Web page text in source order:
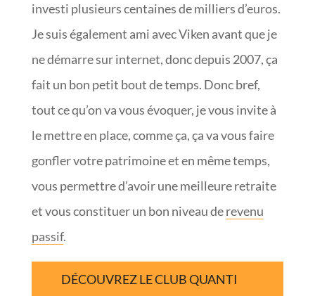
investi plusieurs centaines de milliers d’euros.
Je suis également ami avec Viken avant que je
ne démarre sur internet, donc depuis 2007, ça
fait un bon petit bout de temps. Donc bref,
tout ce qu’on va vous évoquer, je vous invite à
le mettre en place, comme ça, ça va vous faire
gonfler votre patrimoine et en même temps,
vous permettre d’avoir une meilleure retraite
et vous constituer un bon niveau derevenu
passif.
DÉCOUVREZ LE CLUB QUANTI